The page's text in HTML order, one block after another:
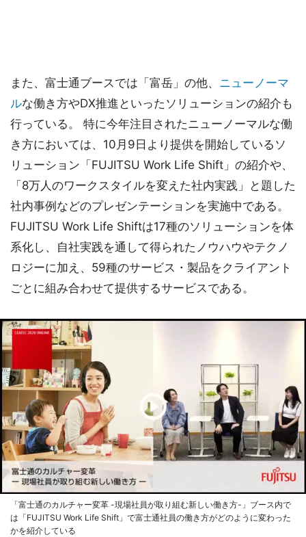
また、富士通ブースでは「富岳」の他、 ニューノーマ
ルな働き方やDX推進といったソリューションの紹介も
行っている。 特に今年注目されたニューノーマルな働
き方においては、10月9日より提供を開始しているソ
リューション「FUJITSU Work Life Shift」の紹介や、
「8万人のワークスタイルを変えた社内実践」と題した
社内事例などのプレゼンテーションを実施中である。
FUJITSU Work Life Shiftは17種のソリューションを体
系化し、自社実践を通して得られたノウハウやテクノ
ロジーに加え、59種のサービス・製品をクライアント
ごとに組み合わせて提供するサービスである。
「富士通のカルチャー変革 -現場社員が取り組む新しい働き方-」ブース内で
は「FUJITSU Work Life Shift」で富士通社員の働き方がどのように変わった
かを紹介している